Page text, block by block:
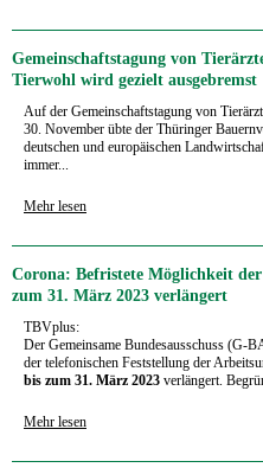
Gemeinschaftstagung von
Tierwohl wird gezielt ausgebremst
Auf der Gemeinschaftstagung von
30. November übte der Thüringer
deutschen und europäischen
immer...
Mehr lesen
Corona: Befristete Möglichkeit
zum 31. März 2023 verlängert
TBVplus:
Der Gemeinsame Bundesausschuss (G-
der telefonischen Feststellung der
bis zum 31. März 2023 verlängert.
Mehr lesen